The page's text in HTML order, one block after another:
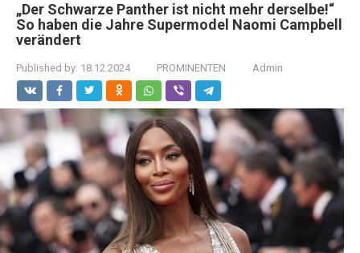
„Der Schwarze Panther ist nicht mehr derselbe!“
So haben die Jahre Supermodel Naomi Campbell
verändert
Published by: 18.12.2024 PROMINENTEN Admin